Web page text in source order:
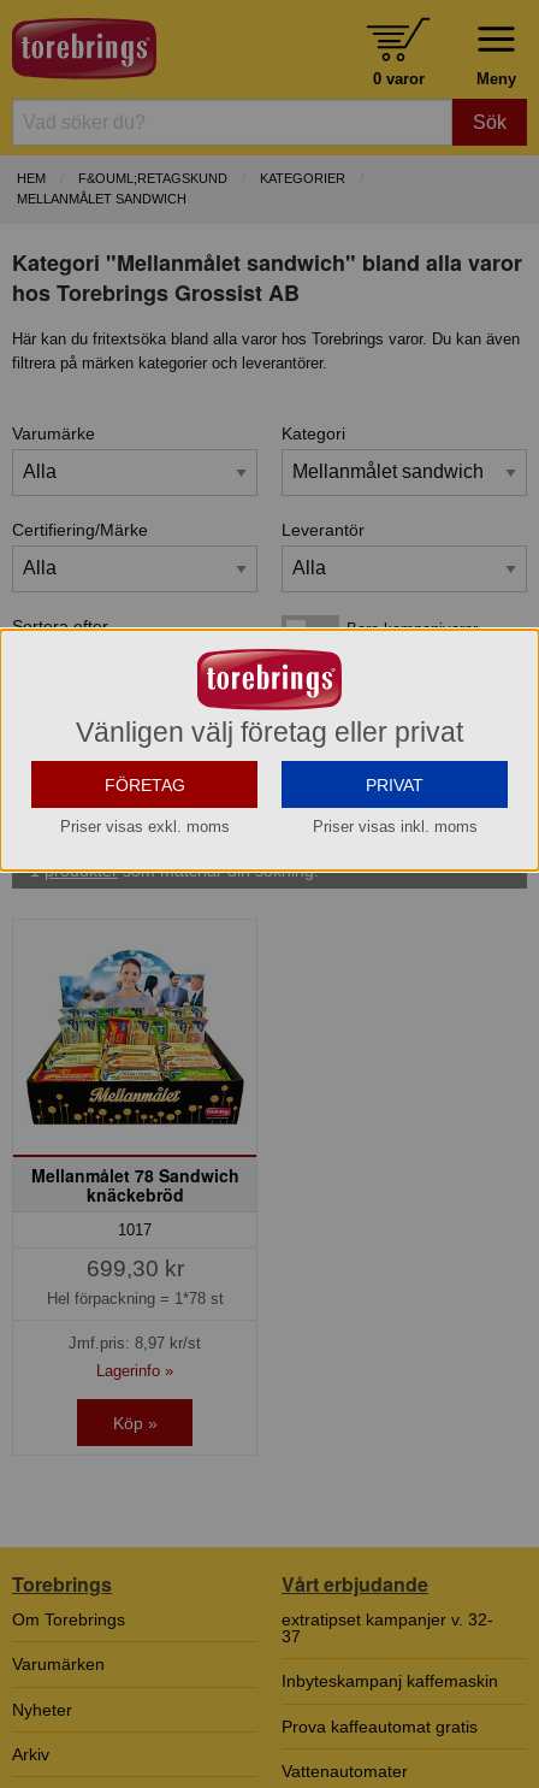
Meny
0 varor
Sök
HEM F&OUML;RETAGSKUND
KATEGORIER
MELLANMÅLET SANDWICH
Kategori "Mellanmålet sandwich" bland alla varor
hos Torebrings Grossist AB
Här kan du fritextsöka bland alla varor hos Torebrings varor. Du kan även
filtrera på märken kategorier och leverantörer.
Varumärke Kategori
Certifiering/Märke Leverantör
Sortera efter Bara kampanjvarorBara kampanjvaror
Bara lagervaror
Visa maxläge 1 vara/rad
Visa maxläge 1 vara/rad
Visa standardlägeVisa standardläge 2 varor/rad
1produktersom matchar din sökning:
Mellanmålet 78 Sandwich
knäckebröd
1017
699,30 kr
Hel förpackning = 1*78 st
Jmf.pris: 8,97 kr/st
Lagerinfo »
Köp »
Torebrings
Om Torebrings
Varumärken
Nyheter
Arkiv
Vårt erbjudande
extratipset kampanjer v. 32-
37
Inbyteskampanj kaffemaskin
Prova kaffeautomat gratis
Vattenautomater
Vänligen välj företag eller privat
FÖRETAG
Priser visas exkl. moms
PRIVAT
Priser visas inkl. moms